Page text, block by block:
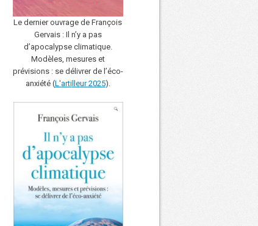
Le dernier ouvrage de François
Gervais : Il n’y a pas
d’apocalypse climatique.
Modèles, mesures et
prévisions : se délivrer de l’éco-
anxiété (L'artilleur 2025).